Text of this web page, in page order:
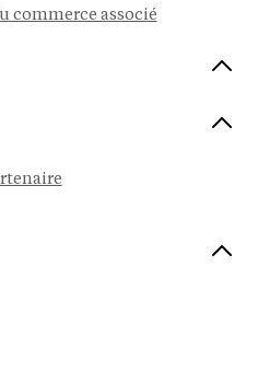
commerce associé